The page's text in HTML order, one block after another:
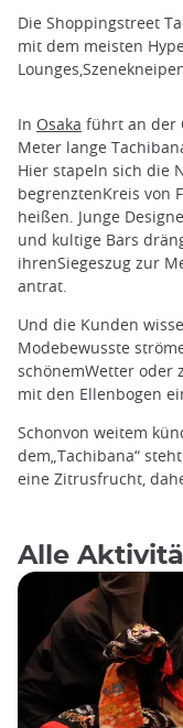
Die Shoppingstreet
mit dem meisten
In Osaka führt an der
Meter lange
Hier stapeln sich die
begrenztenKreis von
heißen. Junge
und kultige Bars
ihrenSiegeszug zur
antrat.
Und die Kunden
Modebewusste
schönemWetter oder
mit den Ellenbogen
Schonvon weitem
dem„Tachibana“
eine Zitrusfrucht,
Alle